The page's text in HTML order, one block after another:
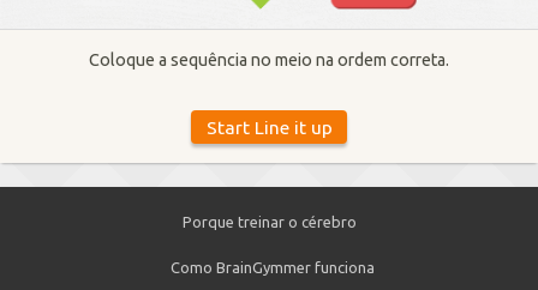
Coloque a sequência no meio na ordem correta.
Porque treinar o cérebro
Como BrainGymmer funciona